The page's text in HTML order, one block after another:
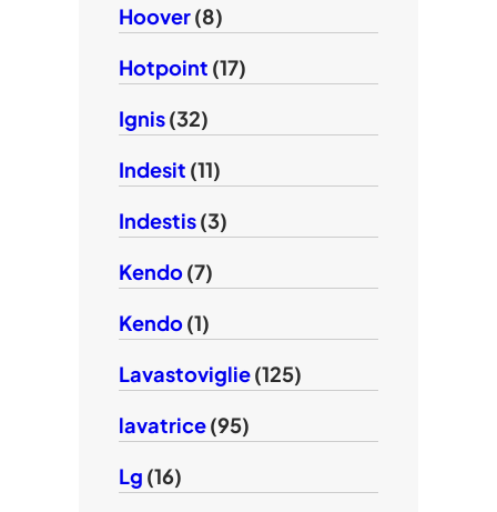
Hoover(8)
Hotpoint (17)
Ignis(32)
Indesit (11)
Indestis(3)
Kendo(7)
Kendo(1)
Lavastoviglie(125)
lavatrice(95)
Lg (16)